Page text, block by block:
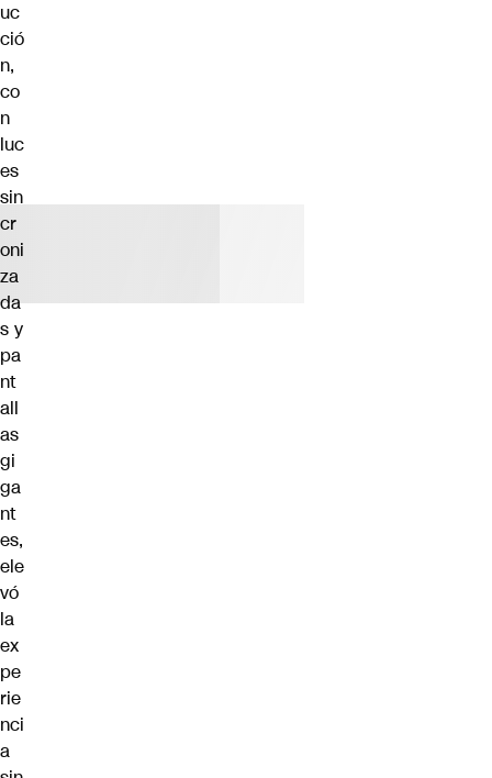
uc
ció
n,
co
n
luc
es
sin
cr
oni
za
da
s y
pa
nt
all
as
gi
ga
nt
es,
ele
vó
la
ex
pe
rie
nci
a